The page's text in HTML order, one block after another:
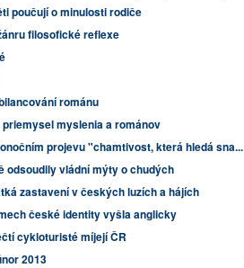
poučují o minulosti rodiče
filosofické reflexe
románu
myslenia a románov
projevu "chamtivost, která hledá sna...
odsoudily vládní mýty o chudých
zastavení v českých luzích a hájích
české identity vyšla anglicky
cykloturisté míjejí ČR
2013